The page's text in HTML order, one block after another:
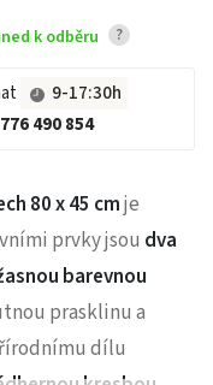
k odběru ?
9-17:30h
490 854
80 x 45 cmje
prvky jsou dva
barevnou
prasklinu a
dílu